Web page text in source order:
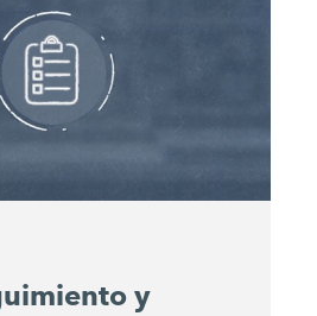
Monitoring, se puede
el progreso de la obra
de material. Los datos
ayudan a los
el uso de las máquinas
Además, sirven como valores
la planificación de proyectos
y